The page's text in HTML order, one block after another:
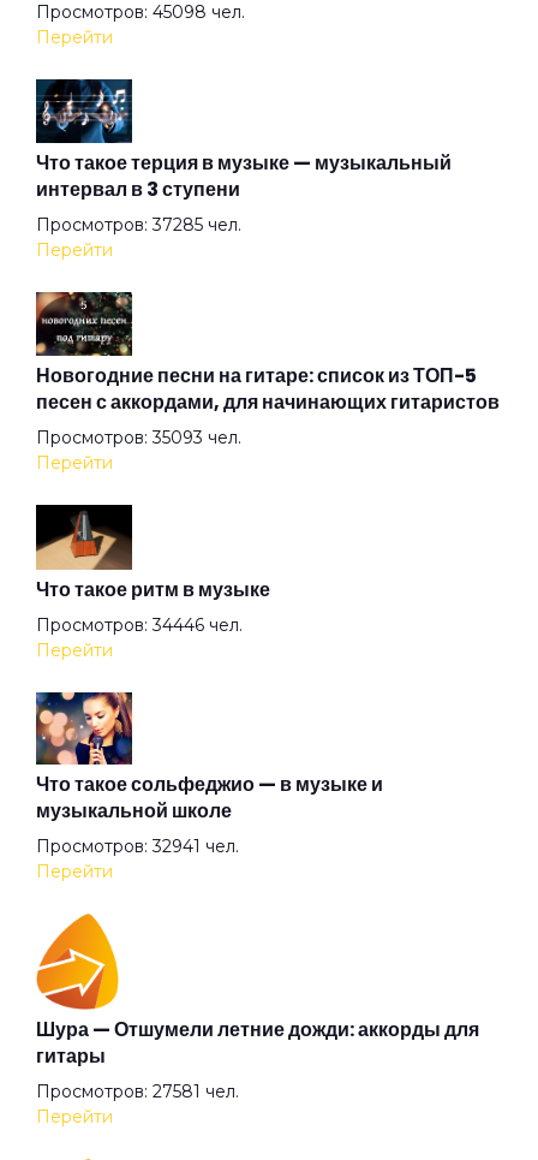
Где-то край света
Гороскоп
Дальняя песня
Доброте предела нет
Дом горит
Дороги
Жену найти не просто
За белою рекою
Забытые встречи
Звездочёт
Золотой ключик
Избранник
Просмотров: 45098 чел.
Перейти
Что такое терция в музыке — музыкальный
интервал в 3 ступени
Просмотров: 37285 чел.
Перейти
Новогодние песни на гитаре: список из ТОП-5
песен с аккордами, для начинающих гитаристов
Просмотров: 35093 чел.
Перейти
Что такое ритм в музыке
Просмотров: 34446 чел.
Перейти
Что такое сольфеджио — в музыке и
музыкальной школе
Просмотров: 32941 чел.
Перейти
Шура — Отшумели летние дожди: аккорды для
гитары
Просмотров: 27581 чел.
Перейти